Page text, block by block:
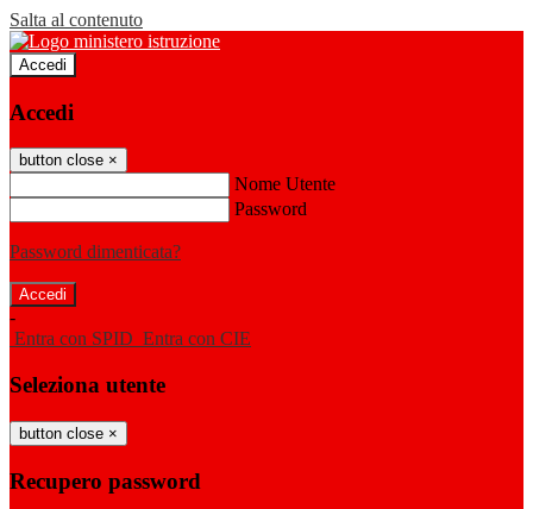
Salta al contenuto
Accedi
Accedi
button close ×
Nome Utente
Password
Password dimenticata?
-
Entra con SPID Entra con CIE
Seleziona utente
button close ×
Recupero password